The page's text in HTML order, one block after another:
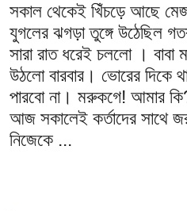
সকাল থেকেই খিঁচড়ে আছে
যুগলের ঝগড়া তুঙ্গে উঠেছিল
সারা রাত ধরেই চললো । বাবা
উঠলো বারবার। ভোরের দিকে
পারবো না। মরুকগে! আমার
আজ সকালেই কর্তাদের সাথে
নিজেকে ...